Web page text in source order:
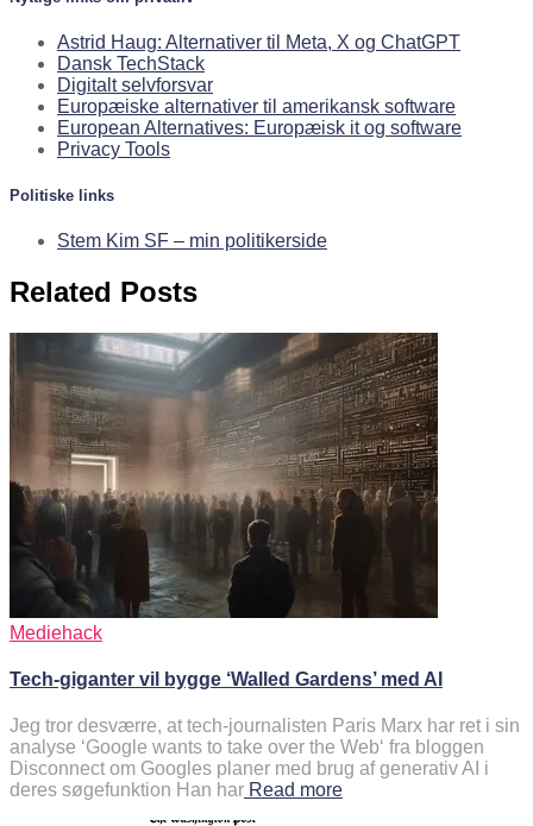
Astrid Haug: Alternativer til Meta, X og ChatGPT
Dansk TechStack
Digitalt selvforsvar
Europæiske alternativer til amerikansk software
European Alternatives: Europæisk it og software
Privacy Tools
Politiske links
Stem Kim SF – min politikerside
Related Posts
Mediehack
Tech-giganter vil bygge ‘Walled Gardens’ med AI
Jeg tror desværre, at tech-journalisten Paris Marx har ret i sin
analyse ‘Google wants to take over the Web‘ fra bloggen
Disconnect om Googles planer med brug af generativ AI i
deres søgefunktion Han har Read more